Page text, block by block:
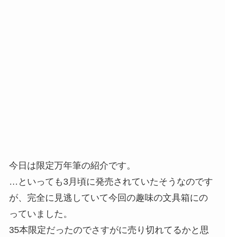
今日は限定万年筆の紹介です。
…といっても3月頃に発売されていたそうなのです
が、完全に見逃していて今回の趣味の文具箱にの
っていました。
35本限定だったのでさすがに売り切れてるかと思